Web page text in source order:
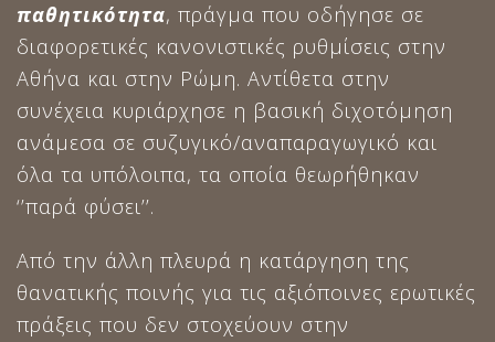
παθητικότητα, πράγμα που οδήγησε σε
διαφορετικές κανονιστικές ρυθμίσεις στην
Αθήνα και στην Ρώμη. Αντίθετα στην
συνέχεια κυριάρχησε η βασική διχοτόμηση
ανάμεσα σε συζυγικό/αναπαραγωγικό και
όλα τα υπόλοιπα, τα οποία θεωρήθηκαν
‘’παρά φύσει’’.
Από την άλλη πλευρά η κατάργηση της
θανατικής ποινής για τις αξιόποινες ερωτικές
πράξεις που δεν στοχεύουν στην